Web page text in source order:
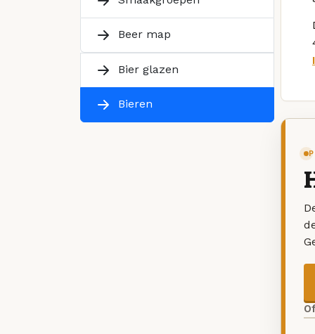
Beer map
Bier glazen
Bieren